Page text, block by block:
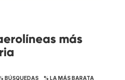
más
BÚSQUEDAS % LA MÁS BARATA